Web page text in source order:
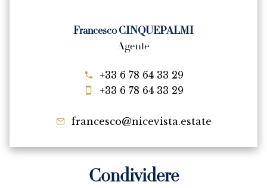
Francesco CINQUEPALMI
Agente
+33 6 78 64 33 29
+33 6 78 64 33 29
francesco@nicevista.estate
Condividere